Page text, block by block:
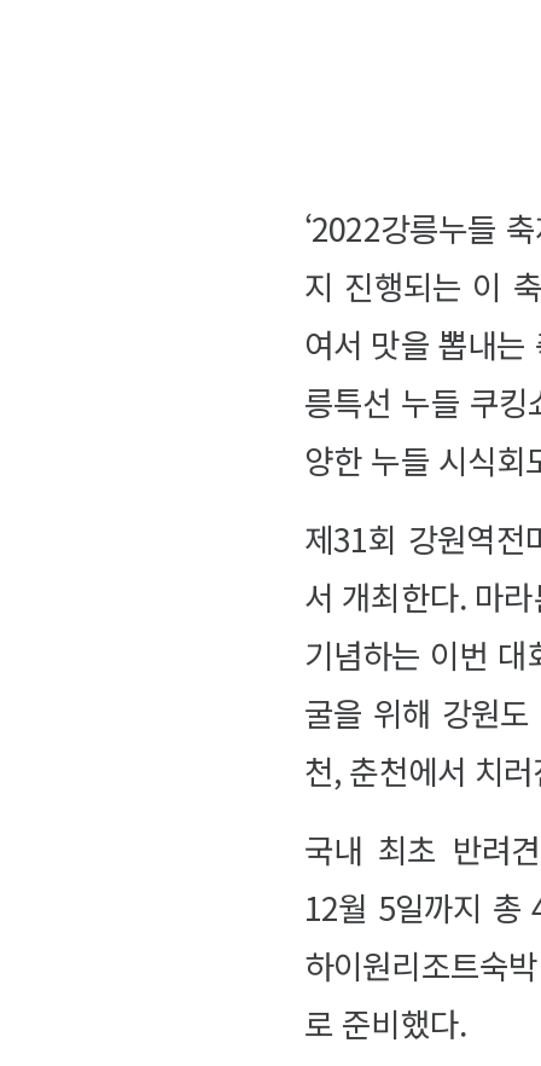
‘2022강릉누들
지 진행되는 이
여서 맛을 뽑내는
릉특선 누들 쿠
양한 누들 시식회
제31회 강원역전
서 개최한다. 마
기념하는 이번 대
굴을 위해 강원
천, 춘천에서 치
국내 최초 반려
12월 5일까지 총
하이원리조트숙
로 준비했다.